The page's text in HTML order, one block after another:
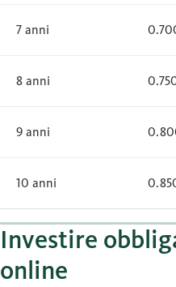
7 anni
8 anni
9 anni
10 anni
Investire
online